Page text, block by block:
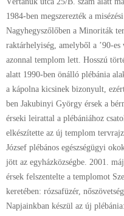
1984-ben megszerezték a
Nagyhegyszőlőben a Minoriták
raktárhelyiség, amelyből a ’90-es
azonnal templom lett. Hosszú
alatt 1990-ben önálló plébánia
a kápolna kicsinek bizonyult,
ben Jakubinyi György érsek a
érseki leirattal a plébániához
elkészítette az új templom
József plébános egészségügyi
jött az egyházközségbe. 2001.
érsek felszentelte a templomot
keretében: rózsafüzér,
Napjainkban készül az új